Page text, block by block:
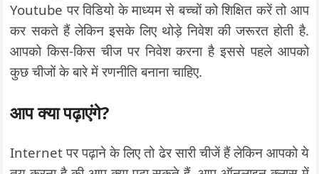
Youtube पर विडियो के माध्यम से बच्चों को शिक्षित करें तो आप
कर सकते हैं लेकिन इसके लिए थोड़े निवेश की जरूरत होती है.
आपको किस-किस चीज पर निवेश करना है इससे पहले आपको
कुछ चीजों के बारे में रणनीति बनाना चाहिए.
आप क्या पढ़ाएंगे?
Internet पर पढ़ाने के लिए तो ढेर सारी चीजें हैं लेकिन आपको ये